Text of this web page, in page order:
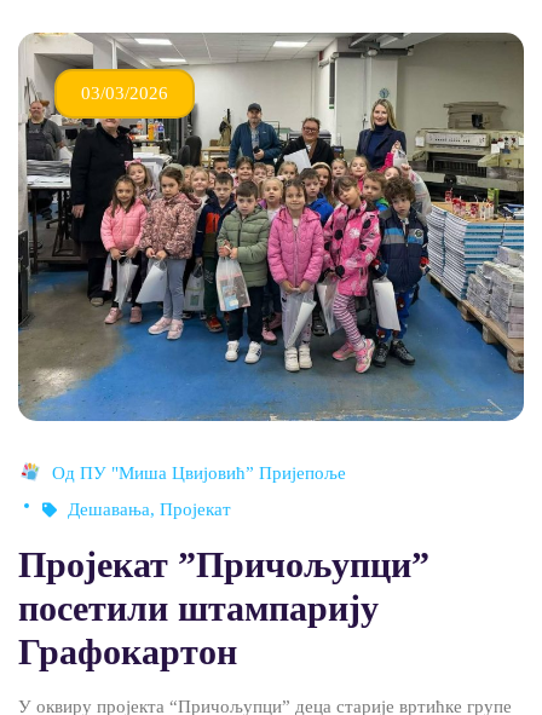
03/03/2026
Од ПУ "Миша Цвијовић” Пријепоље
Дешавања, Пројекат
Пројекат ”Причољупци”
посетили штампарију
Графокартон
У оквиру пројекта “Причољупци” деца старије вртићке групе